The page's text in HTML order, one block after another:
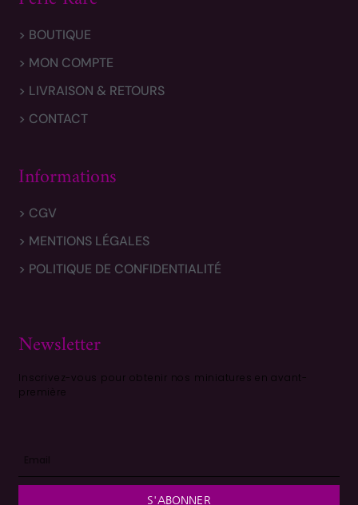
> BOUTIQUE
> MON COMPTE
> LIVRAISON & RETOURS
> CONTACT
Informations
> CGV
> MENTIONS LÉGALES
> POLITIQUE DE CONFIDENTIALITÉ
Newsletter
Inscrivez-vous pour obtenir nos miniatures en avant-
première
S'ABONNER